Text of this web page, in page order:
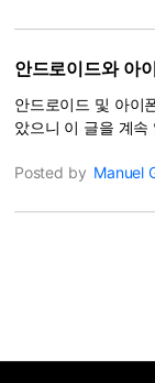
안드로이드와 아
안드로이드 및 아이
았으니 이 글을 계속
Posted by Manuel